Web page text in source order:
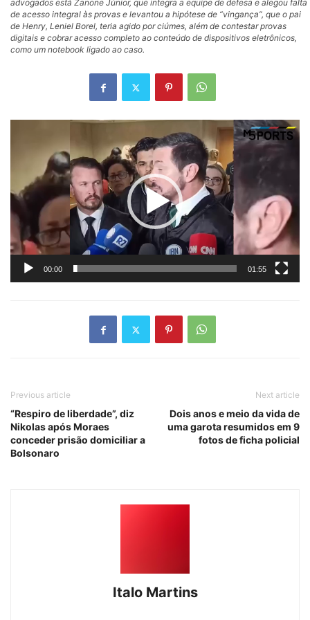
advogados está Zanone Júnior, que integra a equipe de defesa e alegou falta
de acesso integral às provas e levantou a hipótese de “vingança”, que o pai
de Henry, Leniel Borel, teria agido por ciúmes, além de contestar provas
digitais e cobrar acesso completo ao conteúdo de dispositivos eletrônicos,
como um notebook ligado ao caso.
00:00 01:55
Previous article
“Respiro de liberdade”, diz
Nikolas após Moraes
conceder prisão domiciliar a
Bolsonaro
Next article
Dois anos e meio da vida de
uma garota resumidos em 9
fotos de ficha policial
Italo Martins